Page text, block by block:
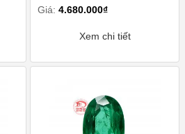
Giá:4.680.000₫
Xem chi tiết